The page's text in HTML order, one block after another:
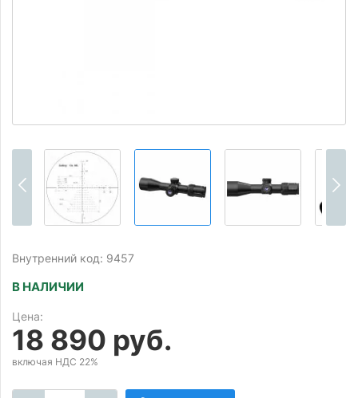
Внутренний код: 9457
В НАЛИЧИИ
Цена:
18 890 руб.
включая НДС 22%